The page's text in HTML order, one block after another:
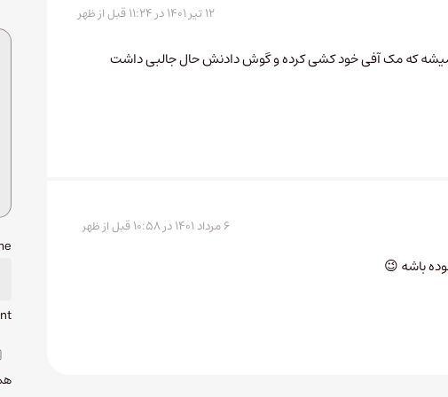
۱۲ تیر ۱۴۰۱ در ۱۱:۲۴ قبل از ظهر
میشه که مک آفی خود کشی کرده و گوش دادنش حال جالبی داشت
۶ مرداد ۱۴۰۱ در ۱۰:۵۸ قبل از ظهر
باشه 😉